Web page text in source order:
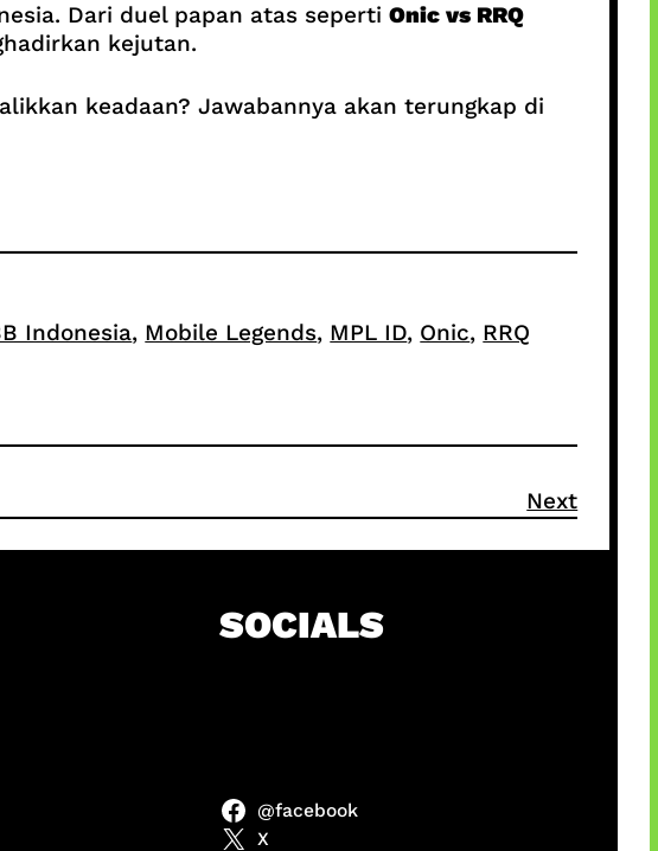
Dari duel papan atas seperti Onic vs RRQ
kejutan.
keadaan? Jawabannya akan terungkap di
Indonesia, Mobile Legends, MPL ID, Onic, RRQ
Next
Baru Panel
SOCIALS
@facebook
X